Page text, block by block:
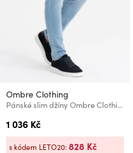
Ombre Clothing
Pánské slim džíny Ombre Clothing
1 036 Kč
s kódem LETO20:828 Kč